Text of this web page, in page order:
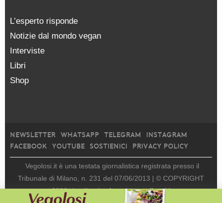
L’esperto risponde
Notizie dal mondo vegan
Interviste
Libri
Shop
NEWSLETTER WHATSAPP TELEGRAM
INSTAGRAM
FACEBOOK
YOUTUBE SOSTIENICI PRIVACY POLICY
Vegolosi.it è una testata giornalistica registrata presso il
Tribunale di Milano, n. 231 del 07/06/2013 | © COPYRIGHT
2026 | edito da viceversa media srl |